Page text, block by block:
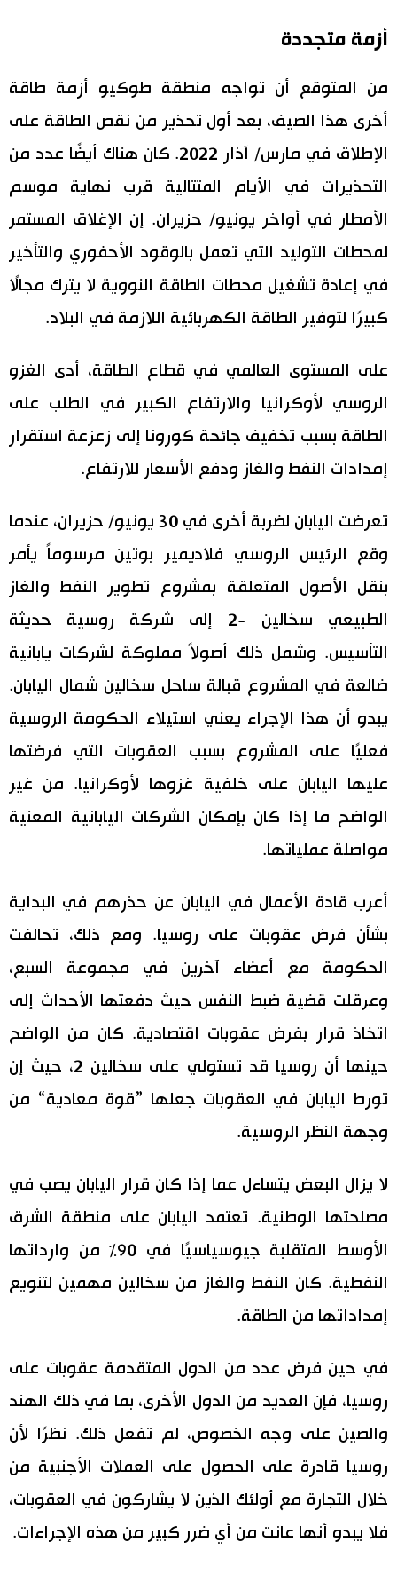
ثقافة
طوكيو
أزمة متجددة
من المتوقع أن تواجه منطقة طوكيو أزمة طاقة
أخرى هذا الصيف، بعد أول تحذير من نقص الطاقة على
الإطلاق في مارس/ آذار 2022. كان هناك أيضًا عدد من
التحذيرات في الأيام المتتالية قرب نهاية موسم
الأمطار في أواخر يونيو/ حزيران. إن الإغلاق المستمر
لمحطات التوليد التي تعمل بالوقود الأحفوري والتأخير
في إعادة تشغيل محطات الطاقة النووية لا يترك مجالًا
كبيرًا لتوفير الطاقة الكهربائية اللازمة في البلاد.
على المستوى العالمي في قطاع الطاقة، أدى الغزو
الروسي لأوكرانيا والارتفاع الكبير في الطلب على
الطاقة بسبب تخفيف جائحة كورونا إلى زعزعة استقرار
إمدادات النفط والغاز ودفع الأسعار للارتفاع.
تعرضت اليابان لضربة أخرى في 30 يونيو/ حزيران، عندما
وقع الرئيس الروسي فلاديمير بوتين مرسوماً يأمر
بنقل الأصول المتعلقة بمشروع تطوير النفط والغاز
الطبيعي سخالين -2 إلى شركة روسية حديثة
التأسيس. وشمل ذلك أصولاً مملوكة لشركات يابانية
ضالعة في المشروع قبالة ساحل سخالين شمال اليابان.
يبدو أن هذا الإجراء يعني استيلاء الحكومة الروسية
فعليًا على المشروع بسبب العقوبات التي فرضتها
عليها اليابان على خلفية غزوها لأوكرانيا. من غير
الواضح ما إذا كان بإمكان الشركات اليابانية المعنية
مواصلة عملياتها.
أعرب قادة الأعمال في اليابان عن حذرهم في البداية
بشأن فرض عقوبات على روسيا. ومع ذلك، تحالفت
الحكومة مع أعضاء آخرين في مجموعة السبع،
وعرقلت قضية ضبط النفس حيث دفعتها الأحداث إلى
اتخاذ قرار بفرض عقوبات اقتصادية. كان من الواضح
حينها أن روسيا قد تستولي على سخالين 2، حيث إن
تورط اليابان في العقوبات جعلها ”قوة معادية“ من
وجهة النظر الروسية.
لا يزال البعض يتساءل عما إذا كان قرار اليابان يصب في
مصلحتها الوطنية. تعتمد اليابان على منطقة الشرق
الأوسط المتقلبة جيوسياسيًا في 90٪ من وارداتها
النفطية. كان النفط والغاز من سخالين مهمين لتنويع
إمداداتها من الطاقة.
في حين فرض عدد من الدول المتقدمة عقوبات على
روسيا، فإن العديد من الدول الأخرى، بما في ذلك الهند
والصين على وجه الخصوص، لم تفعل ذلك. نظرًا لأن
روسيا قادرة على الحصول على العملات الأجنبية من
خلال التجارة مع أولئك الذين لا يشاركون في العقوبات،
فلا يبدو أنها عانت من أي ضرر كبير من هذه الإجراءات.